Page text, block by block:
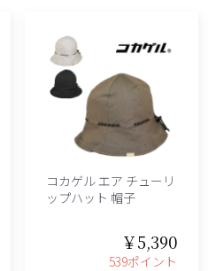
コカゲル エア チューリ
ップハット 帽子
￥5,390
539ポイント